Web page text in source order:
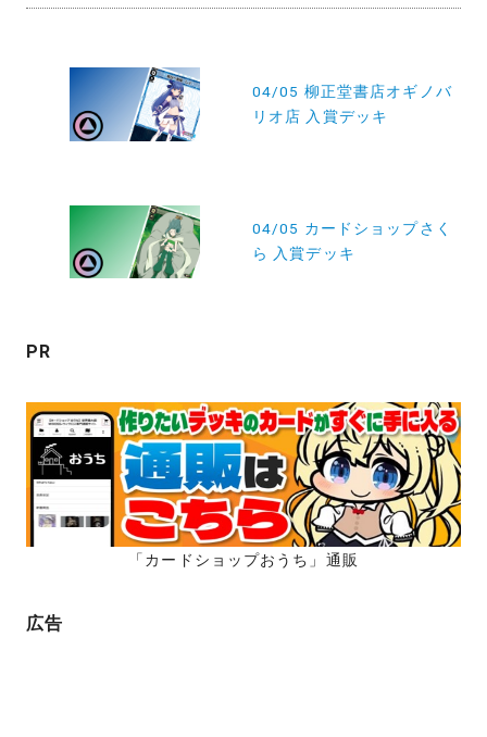
ン
04/05 柳正堂書店オギノバ
リオ店 入賞デッキ
04/05 カードショップさく
ら 入賞デッキ
PR
「カードショップおうち」通販
広告